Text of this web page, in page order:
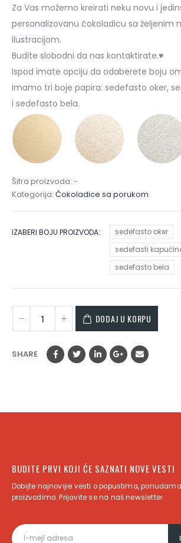
Za Vas možemo kreirati neku novu i
personalizovanu čokoladicu sa željenim
ilustracijom.
Budite slobodni da nas kontaktirate.♥
Ispod imate opciju da odaberete boju
Imamo tri boje papira: sedefasto oker,
i sedefasto bela.
Šifra proizvoda: -
Kategorija: Čokoladice sa porukom
IZABERI BOJU PROIZVODA
sedefasto oker
sedefasti
sedefasto bela
DODAJ U KORPU
SHARE
BUDITE PRVI KOJI ĆE SAZNATI NOVE VESTI
Dobijte najnovijie vesti o popustima,
proizvodima. Prijavite se na naš newsletter.